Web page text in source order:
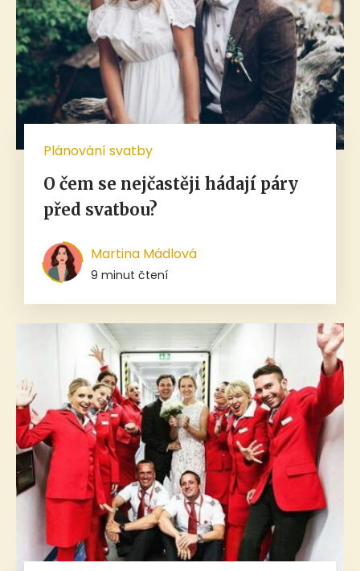
Plánování svatby
O čem se nejčastěji hádají páry
před svatbou?
Martina Mádlová
9 minut čtení